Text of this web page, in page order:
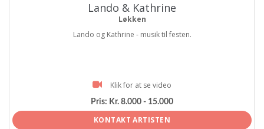
Lando & Kathrine
Løkken
Lando og Kathrine - musik til festen.
Klik for at se video
Pris: Kr. 8.000 - 15.000
KONTAKT ARTISTEN